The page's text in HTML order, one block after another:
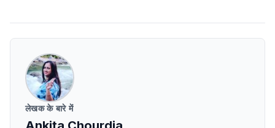
लेखक के बारे में